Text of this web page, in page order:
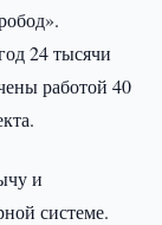
24 тысячи
работой 40
и
системе.